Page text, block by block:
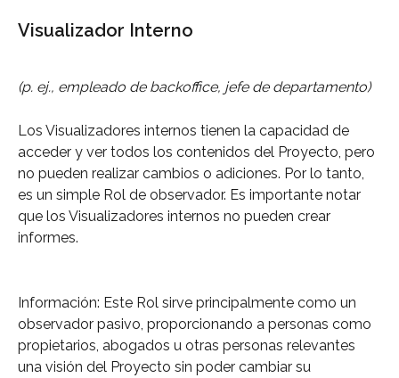
Visualizador Interno
(p. ej., empleado de backoffice, jefe de departamento)
Los Visualizadores internos tienen la capacidad de
acceder y ver todos los contenidos del Proyecto, pero
no pueden realizar cambios o adiciones. Por lo tanto,
es un simple Rol de observador. Es importante notar
que los Visualizadores internos no pueden crear
informes.
Información: Este Rol sirve principalmente como un
observador pasivo, proporcionando a personas como
propietarios, abogados u otras personas relevantes
una visión del Proyecto sin poder cambiar su